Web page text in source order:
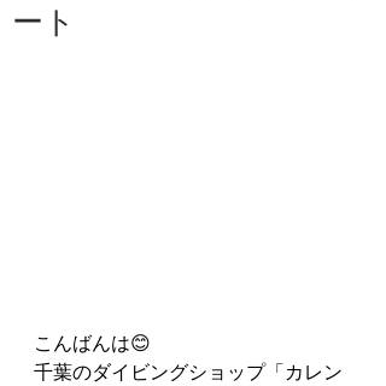
ート
こんばんは😊
千葉のダイビングショップ「カレン